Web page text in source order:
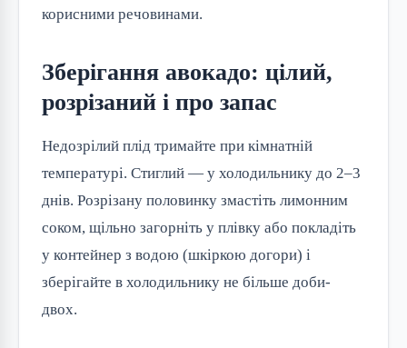
корисними речовинами.
Зберігання авокадо: цілий,
розрізаний і про запас
Недозрілий плід тримайте при кімнатній
температурі. Стиглий — у холодильнику до 2–3
днів. Розрізану половинку змастіть лимонним
соком, щільно загорніть у плівку або покладіть
у контейнер з водою (шкіркою догори) і
зберігайте в холодильнику не більше доби-
двох.